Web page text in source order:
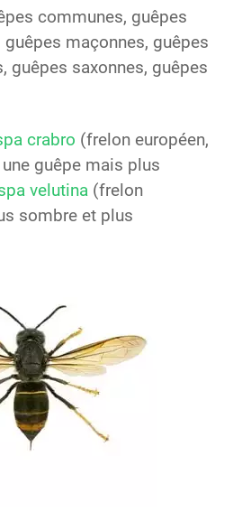
communes, guêpes
maçonnes, guêpes
guêpes saxonnes, guêpes
crabro (frelon européen,
guêpe mais plus
velutina (frelon
sombre et plus